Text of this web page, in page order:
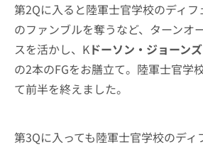
第2Qに入ると陸軍士官学校のディ
のファンブルを奪うなど、ターンオ
スを活かし、Kドーソン・ジョーンズ
の2本のFGをお膳立て。陸軍士官学
て前半を終えました。
第3Qに入っても陸軍士官学校のディ